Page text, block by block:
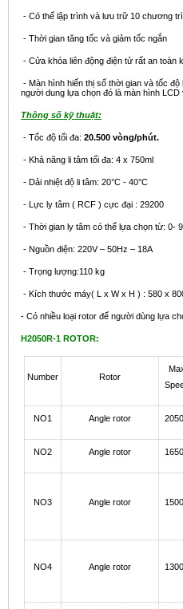
- Có thể lập trình và lưu trữ 10 chương
- Thời gian tăng tốc và giảm tốc ngắn
- Cửa khóa liên động điện tử rất an toàn
- Màn hình hiển thị số thời gian và tốc
người dung lựa chọn đó là màn hình LCD
Thông số kỹ thuật:
- Tốc độ tối đa: 20.500 vòng/phút.
- Khả năng li tâm tối đa: 4 x 750ml
- Dải nhiệt độ li tâm: 20°C - 40°C
- Lực ly tâm ( RCF ) cực đại : 29200
- Thời gian ly tâm có thể lựa chọn từ: 0-
- Nguồn điện: 220V – 50Hz – 18A
- Trọng lượng:110 kg
- Kích thước máy( L x W x H ) : 580 x
- Có nhiều loại rotor để người dùng lựa
H2050R-1 ROTOR:
Number Rotor
NO1 Angle rotor
NO2 Angle rotor
NO3 Angle rotor
NO4 Angle rotor